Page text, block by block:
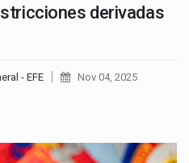
derivadas
- EFE Nov 04, 2025